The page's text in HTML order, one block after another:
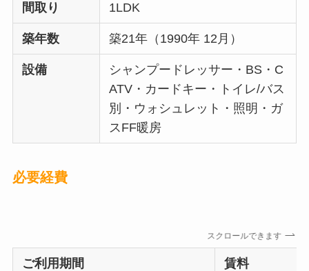
間取り 1LDK
築年数 築21年（1990年 12月）
設備
シャンプードレッサー・BS・C
ATV・カードキー・トイレ/バス
別・ウォシュレット・照明・ガ
スFF暖房
必要経費
スクロールできます
ご利用期間 賃料